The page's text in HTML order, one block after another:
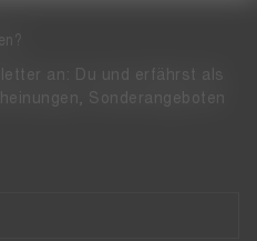
an: Du und erfährst als
Sonderangeboten